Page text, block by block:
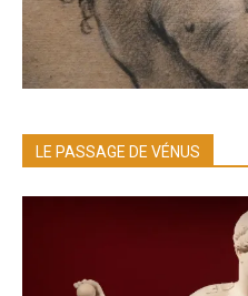
LE PASSAGE DE VÉNUS